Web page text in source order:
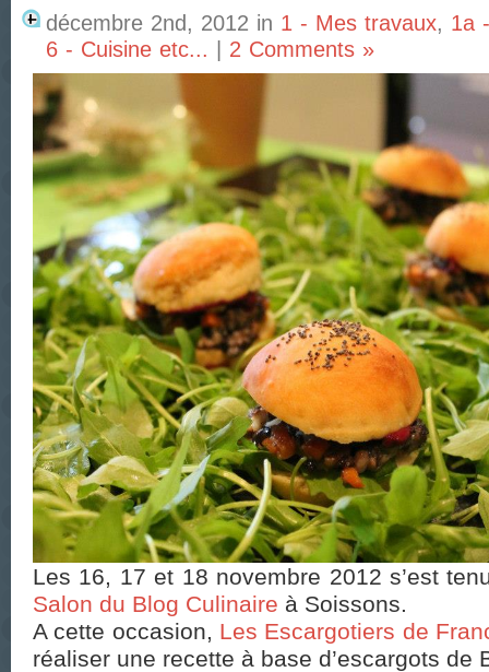
décembre 2nd, 2012 in 1 - Mes travaux, 1a
6 - Cuisine etc...
2 Comments »
Les 16, 17 et 18 novembre 2012 s’est
Salon du Blog Culinaire à Soissons.
A cette occasion, Les Escargotiers de
réaliser une recette à base d’escargots de